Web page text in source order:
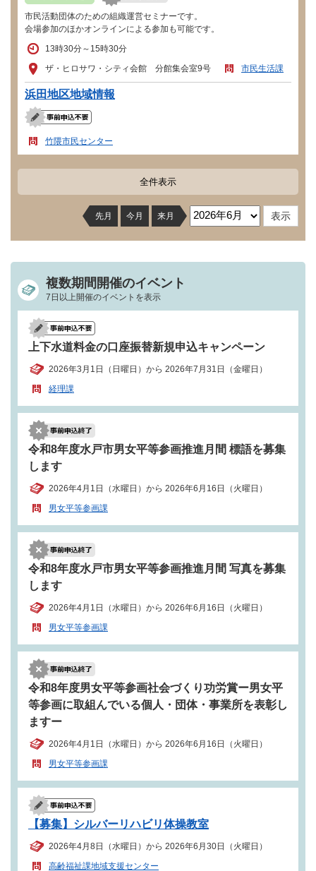
市民活動団体のための組織運営セミナーです。
会場参加のほかオンラインによる参加も可能です。
13時30分～15時30分
ザ・ヒロサワ・シティ会館 分館集会室9号
市民生活課
浜田地区地域情報
竹隈市民センター
全件表示
先月 今月 来月
複数期間開催のイベント
7日以上開催のイベントを表示
上下水道料金の口座振替新規申込キャンペーン
2026年3月1日（日曜日）から 2026年7月31日（金曜日）
経理課
令和8年度水戸市男女平等参画推進月間 標語を募集
します
2026年4月1日（水曜日）から 2026年6月16日（火曜日）
男女平等参画課
令和8年度水戸市男女平等参画推進月間 写真を募集
します
2026年4月1日（水曜日）から 2026年6月16日（火曜日）
男女平等参画課
令和8年度男女平等参画社会づくり功労賞ー男女平
等参画に取組んでいる個人・団体・事業所を表彰し
ますー
2026年4月1日（水曜日）から 2026年6月16日（火曜日）
男女平等参画課
【募集】シルバーリハビリ体操教室
2026年4月8日（水曜日）から 2026年6月30日（火曜日）
高齢福祉課地域支援センター